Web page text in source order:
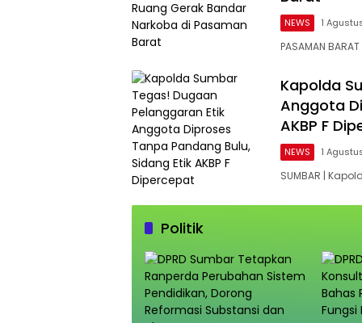
NEWS 1
PASAMAN
Kapolda
Anggota
AKBP F
NEWS 1
SUMBAR |
Politik